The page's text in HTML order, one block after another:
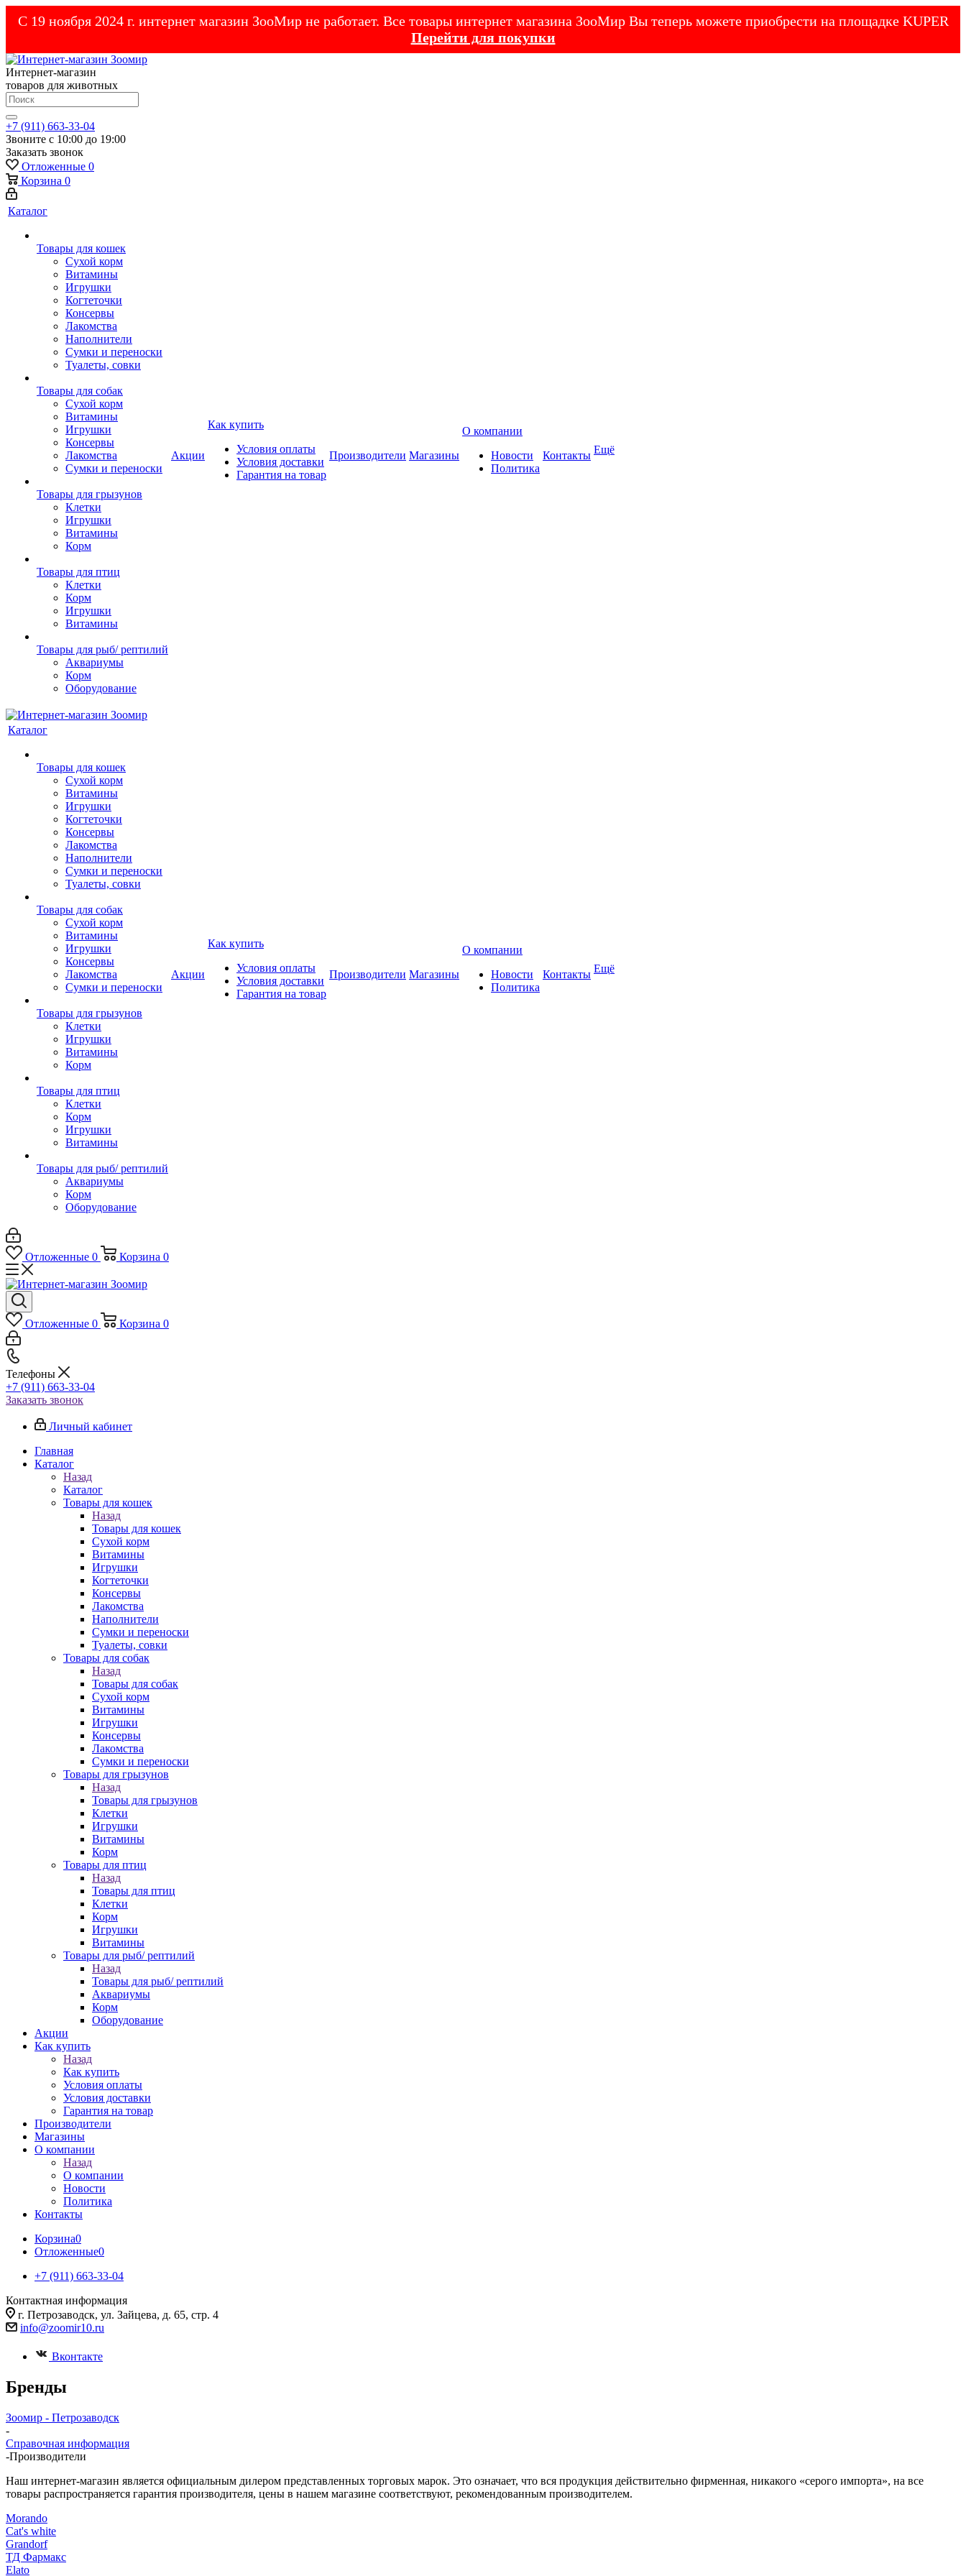
С 19 ноября 2024 г. интернет магазин ЗооМир не работает. Все товары интернет магазина ЗооМир Вы теперь можете приобрести на площадке KUPER
Перейти для покупки
Интернет-магазин
товаров для животных
+7 (911) 663-33-04
Звоните с 10:00 до 19:00
Заказать звонок
Отложенные 0
Корзина 0
Каталог
Товары для кошек
Cухой корм
Витамины
Игрушки
Когтеточки
Консервы
Лакомства
Наполнители
Сумки и переноски
Туалеты, совки
Товары для собак
Cухой корм
Витамины
Игрушки
Консервы
Лакомства
Сумки и переноски
Товары для грызунов
Клетки
Игрушки
Витамины
Корм
Товары для птиц
Клетки
Корм
Игрушки
Витамины
Товары для рыб/ рептилий
Аквариумы
Корм
Оборудование
Акции
Как купить
Условия оплаты
Условия доставки
Гарантия на товар
Производители Магазины
О компании
Новости
Политика
Контакты Ещё
Каталог
Товары для кошек
Cухой корм
Витамины
Игрушки
Когтеточки
Консервы
Лакомства
Наполнители
Сумки и переноски
Туалеты, совки
Товары для собак
Cухой корм
Витамины
Игрушки
Консервы
Лакомства
Сумки и переноски
Товары для грызунов
Клетки
Игрушки
Витамины
Корм
Товары для птиц
Клетки
Корм
Игрушки
Витамины
Товары для рыб/ рептилий
Аквариумы
Корм
Оборудование
Акции
Как купить
Условия оплаты
Условия доставки
Гарантия на товар
Производители Магазины
О компании
Новости
Политика
Контакты Ещё
Отложенные 0 Корзина 0
Отложенные 0 Корзина 0
Телефоны
+7 (911) 663-33-04
Заказать звонок
Личный кабинет
Главная
Каталог
Назад
Каталог
Товары для кошек
Назад
Товары для кошек
Cухой корм
Витамины
Игрушки
Когтеточки
Консервы
Лакомства
Наполнители
Сумки и переноски
Туалеты, совки
Товары для собак
Назад
Товары для собак
Cухой корм
Витамины
Игрушки
Консервы
Лакомства
Сумки и переноски
Товары для грызунов
Назад
Товары для грызунов
Клетки
Игрушки
Витамины
Корм
Товары для птиц
Назад
Товары для птиц
Клетки
Корм
Игрушки
Витамины
Товары для рыб/ рептилий
Назад
Товары для рыб/ рептилий
Аквариумы
Корм
Оборудование
Акции
Как купить
Назад
Как купить
Условия оплаты
Условия доставки
Гарантия на товар
Производители
Магазины
О компании
Назад
О компании
Новости
Политика
Контакты
Корзина0
Отложенные0
+7 (911) 663-33-04
Контактная информация
г. Петрозаводск, ул. Зайцева, д. 65, стр. 4
info@zoomir10.ru
Вконтакте
Бренды
Зоомир - Петрозаводск
-
Справочная информация
-Производители
Наш интернет-магазин является официальным дилером представленных торговых марок. Это означает, что вся продукция действительно фирменная, никакого «серого импорта», на все
товары распространяется гарантия производителя, цены в нашем магазине соответствуют, рекомендованным производителем.
Morando
Cat's white
Grandorf
ТД Фармакс
Elato